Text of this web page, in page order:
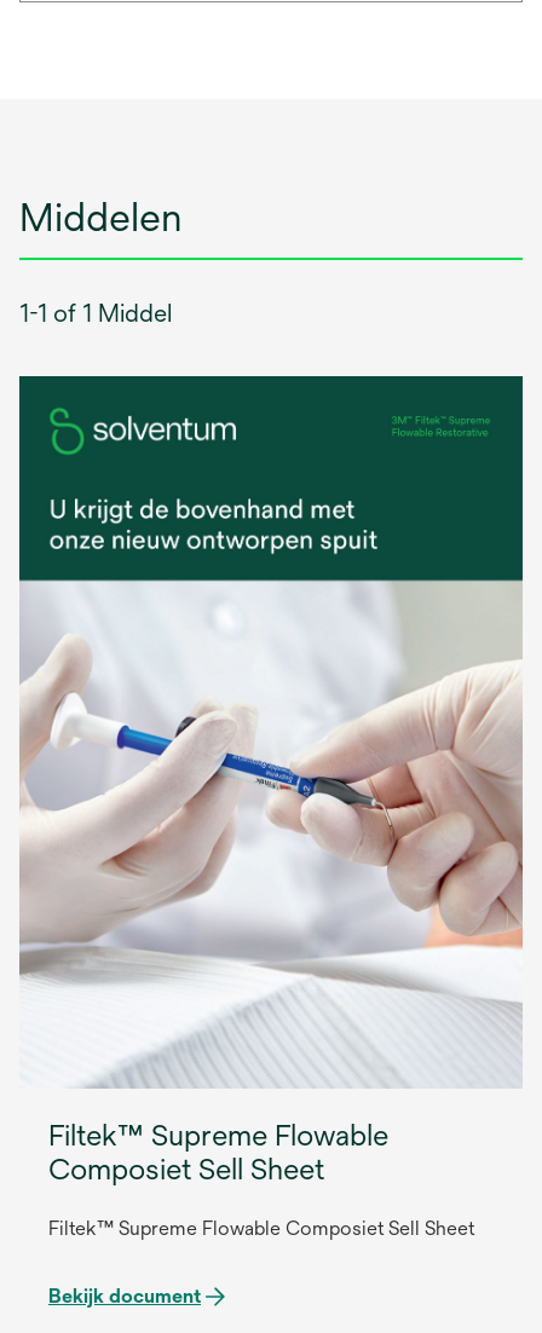
Middelen
1-1 of 1 Middel
Filtek™ Supreme Flowable
Composiet Sell Sheet
Filtek™ Supreme Flowable Composiet Sell Sheet
Bekijk document